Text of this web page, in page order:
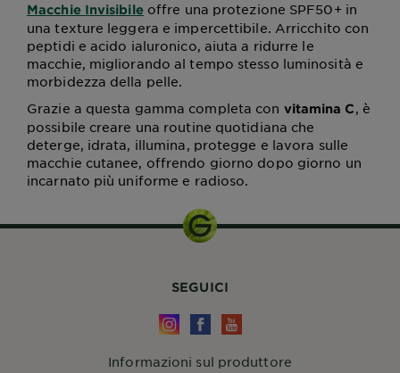
Macchie Invisibileoffre una protezione SPF50+ in
una texture leggera e impercettibile. Arricchito con
peptidi e acido ialuronico, aiuta a ridurre le
macchie, migliorando al tempo stesso luminosità e
morbidezza della pelle.
Grazie a questa gamma completa con vitamina C, è
possibile creare una routine quotidiana che
deterge, idrata, illumina, protegge e lavora sulle
macchie cutanee, offrendo giorno dopo giorno un
incarnato più uniforme e radioso.
SEGUICI
Informazioni sul produttore